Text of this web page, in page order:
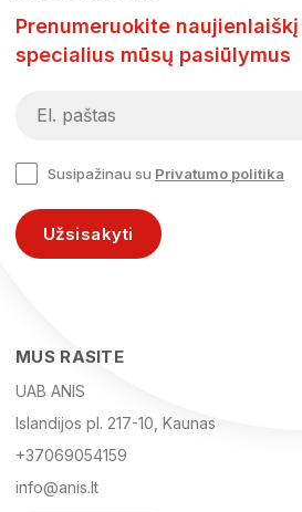
Prenumeruokite
specialius mūsų pasiūlymus
Susipažinau su Privatumo politika
Užsisakyti
MUS RASITE
UAB ANIS
Islandijos pl. 217-10, Kaunas
+37069054159
info@anis.lt